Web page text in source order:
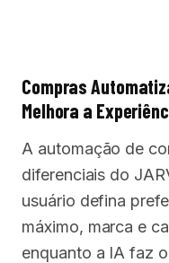
Compras
Melhora a
A automação de
diferenciais do
usuário defina
máximo, marca e
enquanto a IA faz